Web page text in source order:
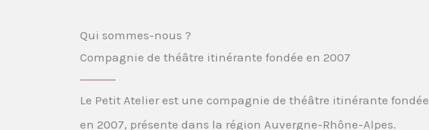
Qui sommes-nous ?
Compagnie de théâtre itinérante fondée en 2007
Le Petit Atelier est une compagnie de théâtre itinérante fondée
en 2007, présente dans la région Auvergne-Rhône-Alpes.